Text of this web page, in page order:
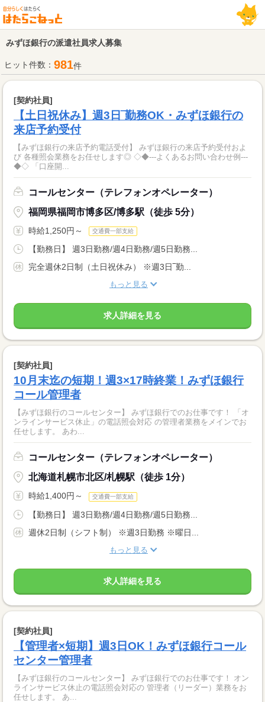
みずほ銀行の派遣社員求人募集
ヒット件数： 981件
[契約社員]
【土日祝休み】週3日‾勤務OK・みずほ銀行の
来店予約受付
【みずほ銀行の来店予約電話受付】 みずほ銀行の来店予約受付およ
び 各種照会業務をお任せします◎ ◇◆---よくあるお問い合わせ例---
◆◇ 「口座開...
コールセンター（テレフォンオペレーター）
福岡県福岡市博多区/博多駅（徒歩 5分）
時給1,250円～ 交通費一部支給
【勤務日】 週3日勤務/週4日勤務/週5日勤務...
完全週休2日制（土日祝休み） ※週3日‾勤...
もっと見る
求人詳細を見る
[契約社員]
10月末迄の短期！週3×17時終業！みずほ銀行
コール管理者
【みずほ銀行のコールセンター】 みずほ銀行でのお仕事です！ 「オ
ンラインサービス休止」の電話照会対応 の管理者業務をメインでお
任せします。 あわ...
コールセンター（テレフォンオペレーター）
北海道札幌市北区/札幌駅（徒歩 1分）
時給1,400円～ 交通費一部支給
【勤務日】 週3日勤務/週4日勤務/週5日勤務...
週休2日制（シフト制） ※週3日勤務 ※曜日...
もっと見る
求人詳細を見る
[契約社員]
【管理者×短期】週3日OK！みずほ銀行コール
センター管理者
【みずほ銀行のコールセンター】 みずほ銀行でのお仕事です！ オン
ラインサービス休止の電話照会対応の 管理者（リーダー）業務をお
任せします。 あ...